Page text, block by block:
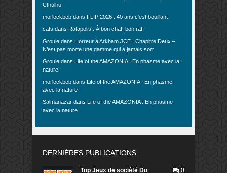
Cthulhu
morlockbob dans FLIP 2026 : 40 ans c’est bouillant
cats dans Ratapolis : À bon chat, bon rat
Groule dans Horreur à Arkham JCE : Chapitre Deux –
N’est pas morte une gamme qui à jamais sort
Groule dans Life of the AMAZONIA : En phasme avec la
nature
morlockbob dans Life of the AMAZONIA : En phasme
avec la nature
Salmanazar dans Life of the AMAZONIA : En phasme
avec la nature
DERNIÈRES PUBLICATIONS
Top Jeux de société Du
0